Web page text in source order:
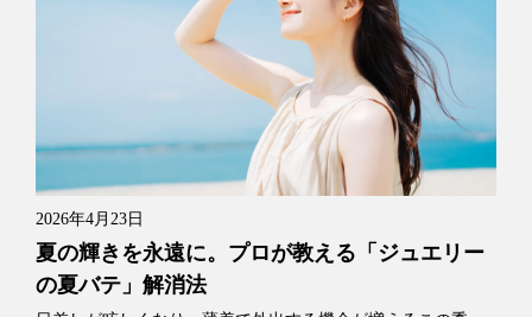
2026年4月23日
夏の輝きを永遠に。プロが教える「ジュエリー
の夏バテ」解消法